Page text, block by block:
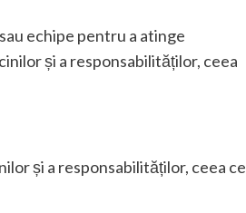
echipe pentru a atinge
și a responsabilităților, ceea
și a responsabilităților, ceea ce